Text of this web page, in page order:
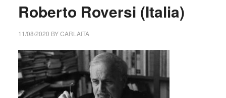
Roberto Roversi (Italia)
11/08/2020 BYCARLAITA